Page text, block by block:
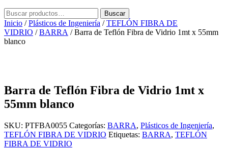
Buscar
por:
Buscar
Inicio /Plásticos de Ingeniería /TEFLÓN FIBRA DE
VIDRIO /BARRA / Barra de Teflón Fibra de Vidrio 1mt x 55mm
blanco
Barra de Teflón Fibra de Vidrio 1mt x
55mm blanco
SKU: PTFBA0055 Categorías: BARRA, Plásticos de Ingeniería,
TEFLÓN FIBRA DE VIDRIO Etiquetas: BARRA, TEFLÓN
FIBRA DE VIDRIO